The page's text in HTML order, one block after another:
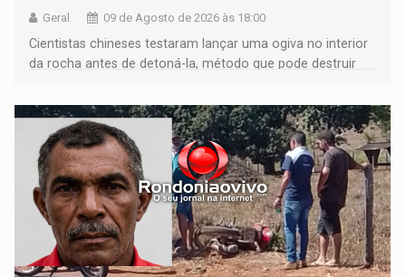
Geral 09 de Agosto de 2026 às 18:00
Cientistas chineses testaram lançar uma ogiva no interior
da rocha antes de detoná-la, método que pode destruir